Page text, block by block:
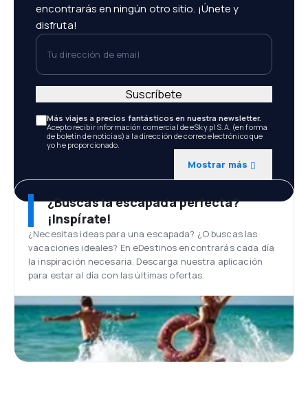
encontrarás en ningún otro sitio. ¡Únete y
disfruta!
Tu dirección de email
Más viajes a precios fantásticos en nuestra newsletter.
Acepto recibir información comercial de eSky.pl S.A. (en forma
de boletín de noticias) a la dirección de correo electrónico que
yo he proporcionado.
Mostrar más
Suscríbete
¿Buscas la escapada perfecta?
¡Inspírate!
¿Necesitas ideas para una escapada? ¿O buscas las
vacaciones ideales? En eDestinos encontrarás cada día
la inspiración necesaria. Descarga nuestra aplicación
para estar al día con las últimas ofertas.